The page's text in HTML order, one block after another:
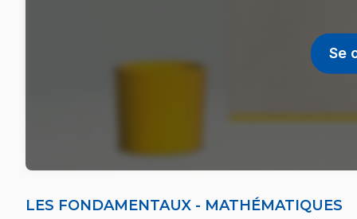
Se
LES FONDAMENTAUX - MATHÉMATIQUES